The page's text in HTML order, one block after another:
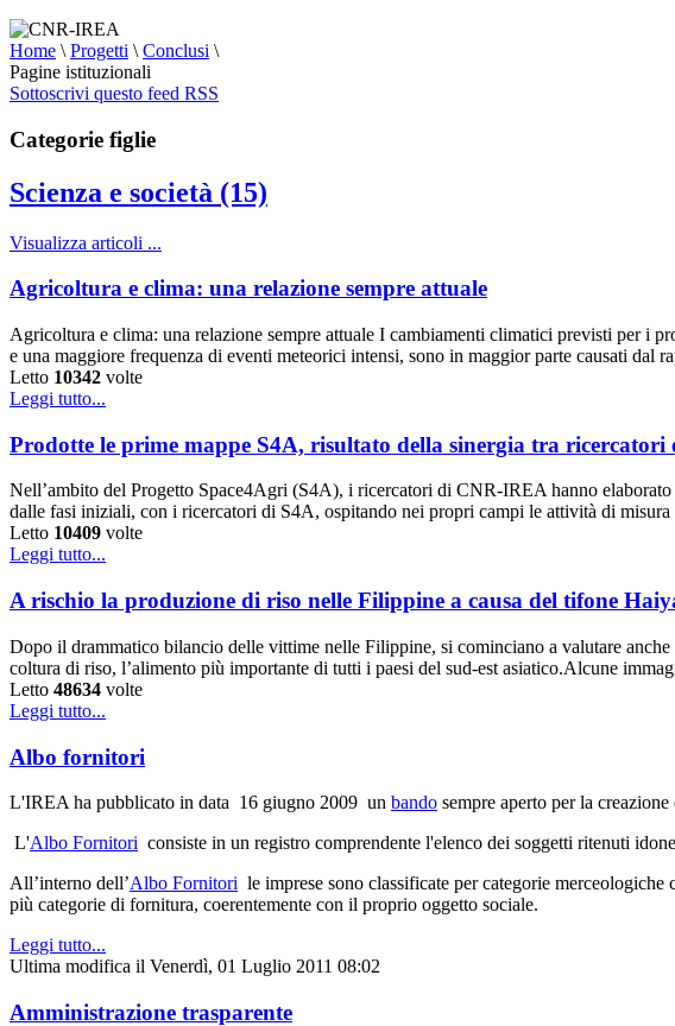
Home \ Progetti \ Conclusi \
Pagine istituzionali
Sottoscrivi questo feed RSS
Categorie figlie
Scienza e società (15)
Visualizza articoli ...
Agricoltura e clima: una relazione sempre attuale
Agricoltura e clima: una relazione sempre attuale I cambiamenti climatici previsti per i
e una maggiore frequenza di eventi meteorici intensi, sono in maggior parte causati dal
Letto 10342 volte
Leggi tutto...
Prodotte le prime mappe S4A, risultato della sinergia tra
Nell’ambito del Progetto Space4Agri (S4A), i ricercatori di CNR-IREA hanno
dalle fasi iniziali, con i ricercatori di S4A, ospitando nei propri campi le attività di
Letto 10409 volte
Leggi tutto...
A rischio la produzione di riso nelle Filippine a causa del tifone
Dopo il drammatico bilancio delle vittime nelle Filippine, si cominciano a valutare
coltura di riso, l’alimento più importante di tutti i paesi del sud-est asiatico.Alcune
Letto 48634 volte
Leggi tutto...
Albo fornitori
L'IREA ha pubblicato in data 16 giugno 2009 un bando sempre aperto per la
L'Albo Fornitori consiste in un registro comprendente l'elenco dei soggetti ritenuti
All’interno dell’Albo Fornitori le imprese sono classificate per categorie
più categorie di fornitura, coerentemente con il proprio oggetto sociale.
Leggi tutto...
Ultima modifica il Venerdì, 01 Luglio 2011 08:02
Amministrazione trasparente